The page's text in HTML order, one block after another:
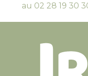
au 02 28 19 30